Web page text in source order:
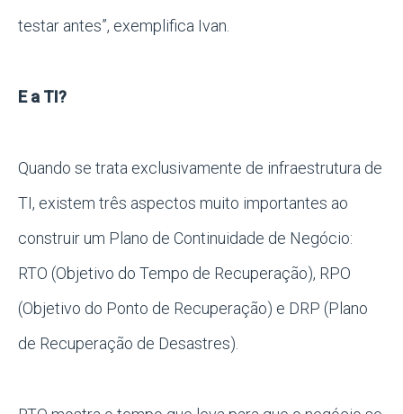
testar antes”, exemplifica Ivan.
E a TI?
Quando se trata exclusivamente de infraestrutura de
TI, existem três aspectos muito importantes ao
construir um Plano de Continuidade de Negócio:
RTO (Objetivo do Tempo de Recuperação), RPO
(Objetivo do Ponto de Recuperação) e DRP (Plano
de Recuperação de Desastres).